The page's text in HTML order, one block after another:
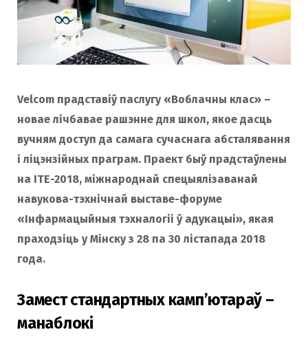
Velcom прадставіў паслугу «Воблачны клас» –
новае лічбавае рашэнне для школ, якое дасць
вучням доступ да самага сучаснага абсталявання
і ліцэнзійных праграм. Праект быў прадстаўлены
на ITE-2018, міжнароднай спецыялізаванай
навукова-тэхнічнай выставе-форуме
«Інфармацыйныя тэхналогіі ў адукацыі», якая
праходзіць у Мінску з 28 па 30 лістапада 2018
года.
Замест стандартных камп’ютараў –
манаблокі